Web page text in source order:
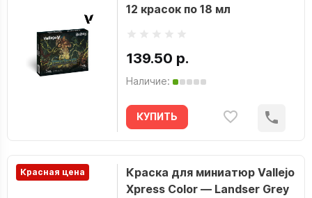
12 красок по 18 мл
139.50 р.
Наличие:
КУПИТЬ
Красная цена
Краска для миниатюр Vallejo
Xpress Color — Landser Grey